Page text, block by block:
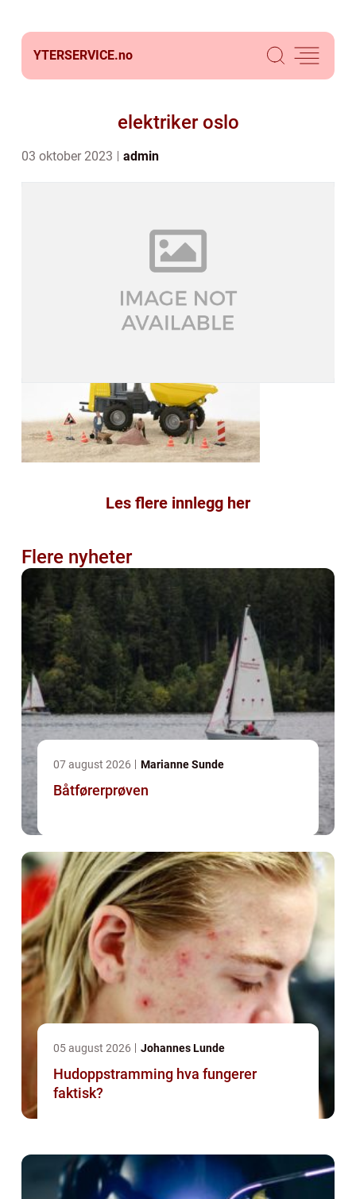
YTERSERVICE.no
elektriker oslo
03 oktober 2023 admin
Les flere innlegg her
Flere nyheter
07 august 2026 Marianne Sunde
Båtførerprøven
05 august 2026 Johannes Lunde
Hudoppstramming hva fungerer
faktisk?